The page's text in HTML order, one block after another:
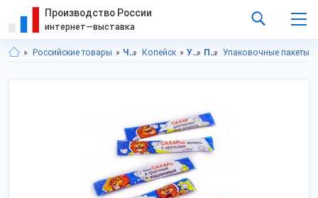
Производство России
интернет—выставка
Российские товары Челябинская область Копейск Упаковка Пакеты Упаковочные пакеты